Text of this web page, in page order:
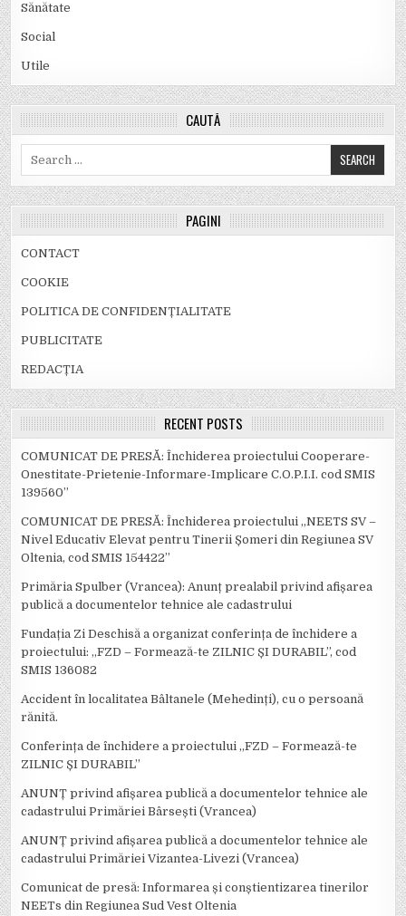
Sănătate
Social
Utile
CAUTĂ
PAGINI
CONTACT
COOKIE
POLITICA DE CONFIDENȚIALITATE
PUBLICITATE
REDACȚIA
RECENT POSTS
COMUNICAT DE PRESĂ: Închiderea proiectului Cooperare-
Onestitate-Prietenie-Informare-Implicare C.O.P.I.I. cod SMIS
139560”
COMUNICAT DE PRESĂ: Închiderea proiectului „NEETS SV –
Nivel Educativ Elevat pentru Tinerii Șomeri din Regiunea SV
Oltenia, cod SMIS 154422”
Primăria Spulber (Vrancea): Anunț prealabil privind afișarea
publică a documentelor tehnice ale cadastrului
Fundația Zi Deschisă a organizat conferința de închidere a
proiectului: ,,FZD – Formează-te ZILNIC ȘI DURABIL’’, cod
SMIS 136082
Accident în localitatea Bâltanele (Mehedinți), cu o persoană
rănită.
Conferința de închidere a proiectului ,,FZD – Formează-te
ZILNIC ȘI DURABIL’’
ANUNȚ privind afișarea publică a documentelor tehnice ale
cadastrului Primăriei Bârsești (Vrancea)
ANUNȚ privind afișarea publică a documentelor tehnice ale
cadastrului Primăriei Vizantea-Livezi (Vrancea)
Comunicat de presă: Informarea și conștientizarea tinerilor
NEETs din Regiunea Sud Vest Oltenia